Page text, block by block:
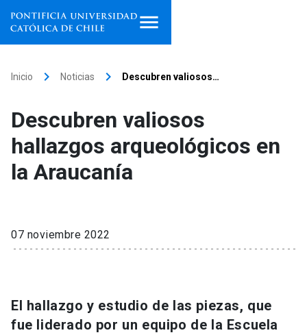
Facultades, escuelas e
institutos
Investigación
Extensión
Universidad
Inicio keyboard_arrow_right Noticias keyboard_arrow_right Descubren valiosos…
Descubren valiosos
hallazgos arqueológicos en
la Araucanía
07 noviembre 2022
El hallazgo y estudio de las piezas, que
fue liderado por un equipo de la Escuela